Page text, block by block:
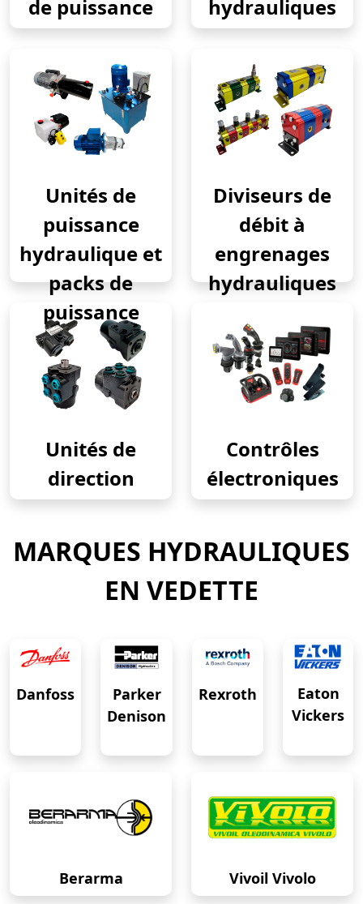
de puissance hydrauliques
Unités de
puissance
hydraulique et
packs de
puissance
Diviseurs de
débit à
engrenages
hydrauliques
Unités de
direction
Contrôles
électroniques
MARQUES HYDRAULIQUES
EN VEDETTE
Danfoss
Parker
Denison
Rexroth
Eaton
Vickers
Berarma Vivoil Vivolo